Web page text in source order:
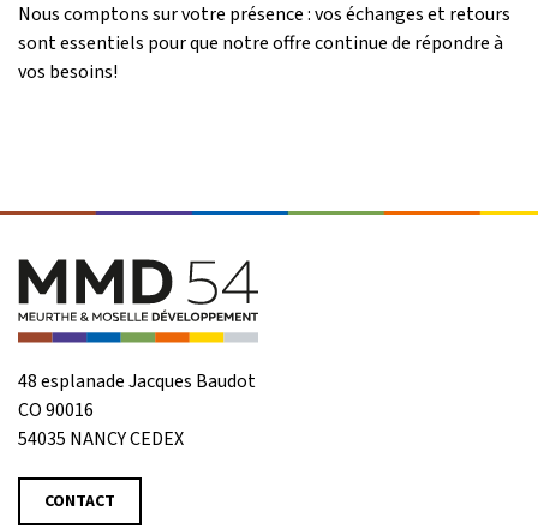
Nous comptons sur votre présence : vos échanges et retours
sont essentiels pour que notre offre continue de répondre à
vos besoins!
48 esplanade Jacques Baudot
CO 90016
54035 NANCY CEDEX
CONTACT